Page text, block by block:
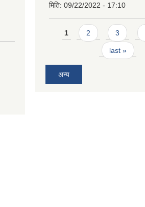
मिति: 09/22/2022 - 17:10
Pages
1 2 3
last »
अन्य